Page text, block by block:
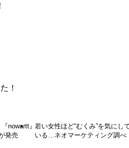
！
nowartt』
発売
若い女性ほど“むくみ”を気にし
いる…ネオマーケティング調べ